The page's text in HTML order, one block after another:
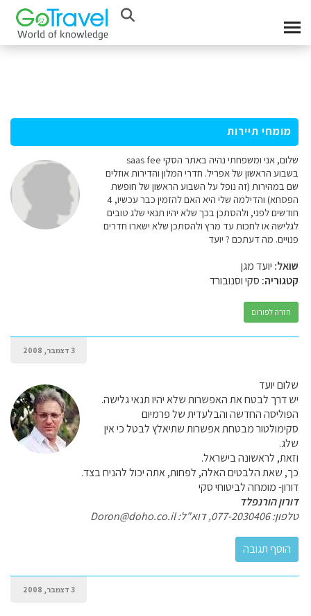
מומחי תיירות
שלום, אני ומשפחתי נהיה באתר הסקי saas fee
בשבוע הראשון של אפריל. חדרי המלון והדירות אוזלים
שם במהירות (זה נופל על השבוע הראשון של חופשת
הפסחא) והדילמה שלי היא האם להזמין כבר עכשיו, 4
חודשים לפני, ולהסתכן בכך שלא יהיו תנאי שלג טובים
לגלישה או לחכות עד מרץ ולהסתכן שלא ישארו חדרים
פנויים. מה דעתכם ? יועד
שואל: יועד מגן
קטגוריה: סקי וסנובורד
חזרה לפורום
3 דצמבר, 2008
שלום יועד
יש דרך לבטח את האפשרות שלא יהיו תנאי גלישה.
הפוליסה החדשה והבלעדית של פרמיום
סקימולטור מבטחת אפשרות שתיאלץ לבטל כי אין
שלג.
וזאת, לראשונה בישראל.
כך, שאת הלבטים האלה, לפחות, אתה יכול להניח בצד.
דורון- מומחה לביטוחי סקי
דורון הורנפלד
טלפון: 077-2030406, דוא"ל: Doron@doho.co.il
3 דצמבר, 2008